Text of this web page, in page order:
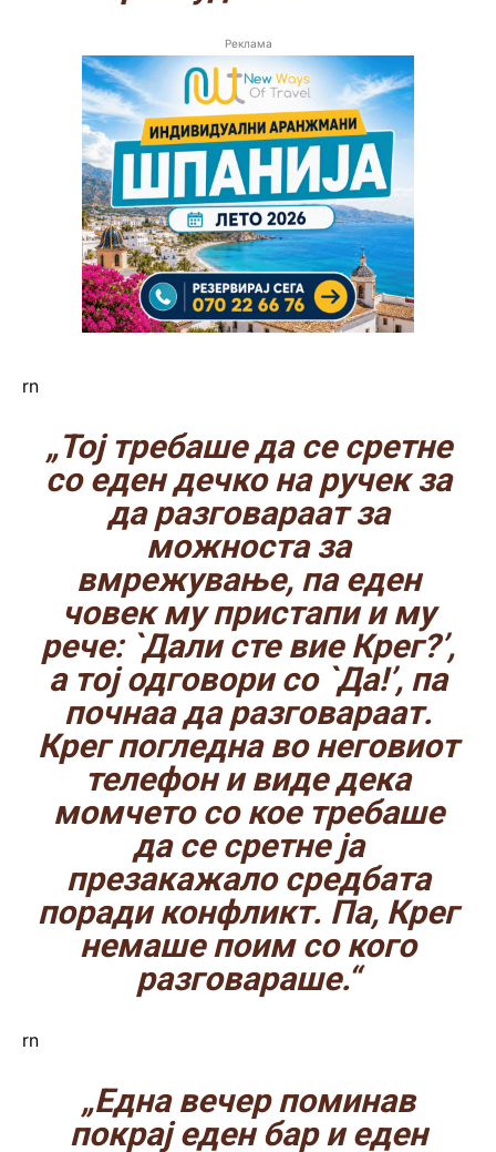
Реклама
rn
„Тој требаше да се сретне
со еден дечко на ручек за
да разговараат за
можноста за
вмрежување, па еден
човек му пристапи и му
рече: `Дали сте вие Крег?’,
а тој одговори со `Да!’, па
почнаа да разговараат.
Крег погледна во неговиот
телефон и виде дека
момчето со кое требаше
да се сретне ја
презакажало средбата
поради конфликт. Па, Крег
немаше поим со кого
разговараше.“
rn
„Една вечер поминав
покрај еден бар и еден